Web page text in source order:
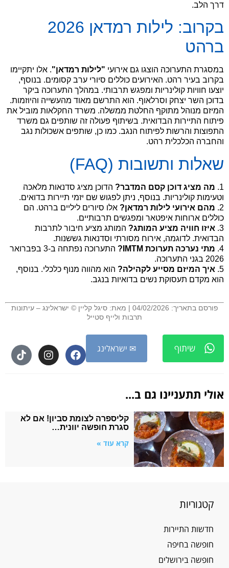
דרך הלב.
בקרוב: לילות רמדאן 2026
ברהט
במסגרת התערוכה הוצגו גם אירועי "לילות רמדאן". אלו יתקיימו
בקרוב בעיר רהט. האירועים כוללים סיורי ערב קסומים. בנוסף,
יוצעו חוויות קולינריות ומפגש תרבותי. במהלך התערוכה ביקר
בדוכן השר יצחק וסרלאוף. הוא התרשם מאוד מהעשייה והיוזמות.
המיזם מנוהל מתוקף החלטת ממשלה. משרד החקלאות מוביל את
פיתוח התיירות הבדואית. בשיתוף פעולה זה שותפים גם משרד
התפוצות והרשות לפיתוח הנגב. כמו כן, שותפים אשכולות נגב
והחברה הכלכלית רהט.
שאלות ותשובות (FAQ)
1. מה מציג דוכן קסם המדבר? הדוכן מציג סדנאות מלאכה
וטעימות קולינריות. בנוסף, ניתן לפגוש שם יזמי תיירות בדואים.
2. מהם אירועי לילות רמדאן? אלו סיורים ליליים ברהט. הם
כוללים ארוחות איפטאר ומפגשים תרבותיים.
3. איזו חוויה מציע המותג? המותג מציע חיבור לתרבות
הבדואית. לדוגמה, אירוח מסורתי וסדנאות גששנות.
4. מתי נערכה תערוכת IMTM?
התערוכה נפתחה ב-3 בפברואר
2026 בגני התערוכה.
5. איך המיזם מסייע לקהילה? הוא מהווה מנוף כלכלי. בנוסף,
הוא מקדם תעסוקת נשים בדואיות בנגב.
פורסם בתאריך: 04/02/2026 | מאת: סיגל קליין © ישראלינג – עיתונות
תרבות ולייף סטייל
שיתוף ✉ ישראלינג
אולי תתעניינו גם ב...
קליספרה לצומת סביון! אם לא
סגרת חופשה יוונית…
קרא עוד »
קטגוריות
חדשות התיירות
חופשה בחיפה
חופשה בירושלים